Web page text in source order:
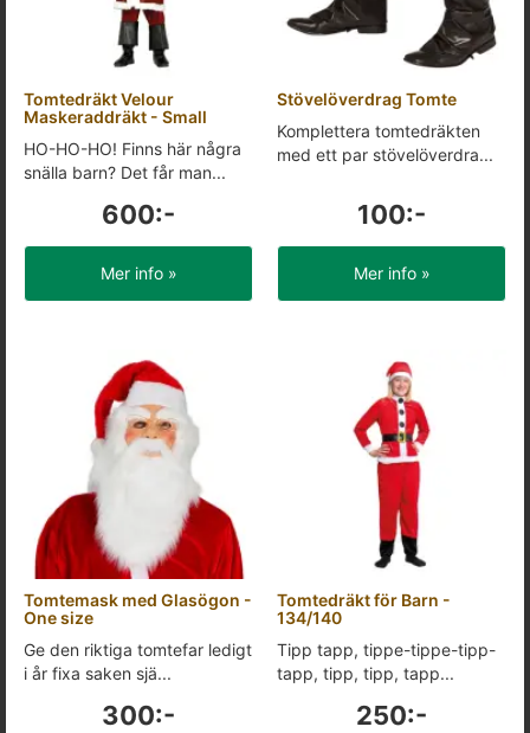
Tomtedräkt Velour
Maskeraddräkt - Small
HO-HO-HO! Finns här några
snälla barn? Det får man...
600:-
Mer info »
Stövelöverdrag Tomte
Komplettera tomtedräkten
med ett par stövelöverdra...
100:-
Mer info »
Tomtemask med Glasögon -
One size
Ge den riktiga tomtefar ledigt
i år fixa saken sjä...
300:-
Tomtedräkt för Barn -
134/140
Tipp tapp, tippe-tippe-tipp-
tapp, tipp, tipp, tapp...
250:-